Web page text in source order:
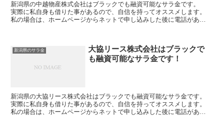
新潟県の中越物産株式会社はブラックでも融資可能なサラ金です。
実際に私自身も借りた事があるので、自信を持ってオススメします。
私の場合は、ホームページからネットで申し込みした後に電話があ
新潟県のサラ金
大協リース株式会社はブラックで
も融資可能なサラ金です！
新潟県の大協リース株式会社はブラックでも融資可能なサラ金です。
実際に私自身も借りた事があるので、自信を持ってオススメします。
私の場合は、ホームページからネットで申し込みした後に電話があ